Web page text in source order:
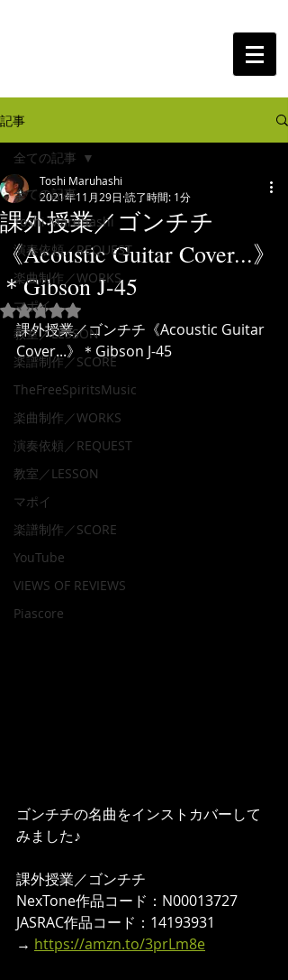
記事
全ての記事
Toshi Maruhashi
演奏依頼／REQUEST
楽曲制作／WORKS
マポイ
教室／LESSON
楽譜制作／SCORE
TheFreeSpiritsMusic
楽曲制作／WORKS
演奏依頼／REQUEST
教室／LESSON
マポイ
楽譜制作／SCORE
YouTube
VIEWS OF REVIEWS
Piascore
全ての記事
課外授業／ゴンチチ
《Acoustic Guitar Cover...》
＊Gibson J-45
Toshi Maruhashi
2021年11月29日 読了時間: 1分
5つ星のうちNaNと評価されています。
課外授業／ゴンチチ《Acoustic Guitar
Cover...》＊Gibson J-45
ゴンチチの名曲をインストカバーして
みました♪
課外授業／ゴンチチ
NexTone作品コード：N00013727
JASRAC作品コード：14193931
→ https://amzn.to/3prLm8e